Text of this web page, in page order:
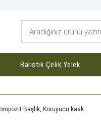
Balistik Çelik Yelek